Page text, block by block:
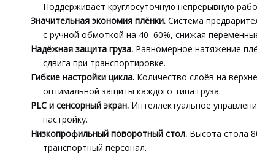
Поддерживает круглосуточную непрерывную
Значительная экономия плёнки. Система
с ручной обмоткой на 40–60%, снижая
Надёжная защита груза. Равномерное натяжение
сдвига при транспортировке.
Гибкие настройки цикла. Количество слоёв на
оптимальной защиты каждого типа груза.
PLC и сенсорный экран. Интеллектуальное
настройку.
Низкопрофильный поворотный стол. Высота стола
транспортный персонал.